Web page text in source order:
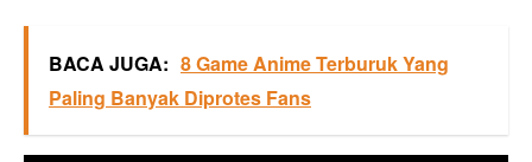
BACA JUGA: 8 Game Anime Terburuk Yang
Paling Banyak Diprotes Fans